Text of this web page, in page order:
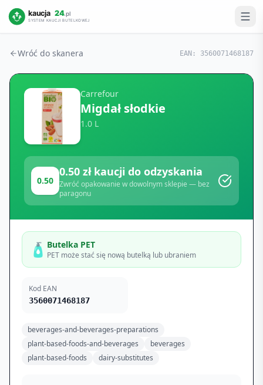
Wróć do skanera EAN: 3560071468187
Carrefour
Migdał słodkie
1.0 L
0.50
0.50 zł kaucji do odzyskania
Zwróć opakowanie w dowolnym sklepie — bez
paragonu
🧴 Butelka PET
PET może stać się nową butelką lub ubraniem
Kod EAN
3560071468187
beverages-and-beverages-preparations
plant-based-foods-and-beverages
beverages
plant-based-foods
dairy-substitutes